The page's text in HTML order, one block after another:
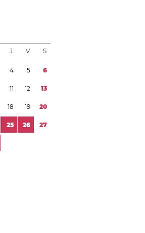
J V S
4 5 6
11 12 13
18 19 20
25 26 27